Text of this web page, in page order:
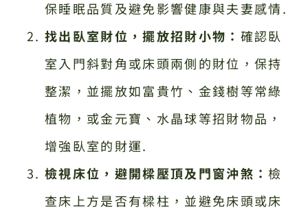
保睡眠品質及避免影響健康與夫妻感情.
找出臥室財位，擺放招財小物： 確認臥
室入門斜對角或床頭兩側的財位，保持
整潔，並擺放如富貴竹、金錢樹等常綠
植物，或金元寶、水晶球等招財物品，
增強臥室的財運.
檢視床位，避開樑壓頂及門窗沖煞：檢
查床上方是否有樑柱，並避免床頭或床